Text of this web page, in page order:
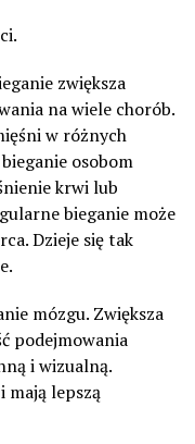
zwiększa
na wiele chorób.
w różnych
osobom
krwi lub
bieganie może
Dzieje się tak
mózgu. Zwiększa
podejmowania
i wizualną.
mają lepszą